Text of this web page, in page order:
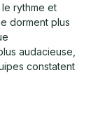
rythme et
dorment plus
audacieuse,
constatent